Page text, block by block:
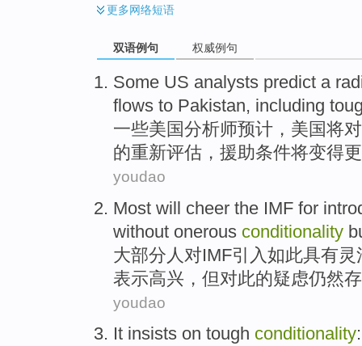
更多网络短语
双语例句 权威例句
Some US analysts predict a
flows to Pakistan, including
一些美国分析师预计 ，美国将对
的重新评估，援助条件将变得
youdao
Most will cheer the IMF for
without onerous conditionality
大部分 人对IMF引入如此具有灵
表示高兴， 但对此的疑虑仍然
youdao
It insists on tough conditionality